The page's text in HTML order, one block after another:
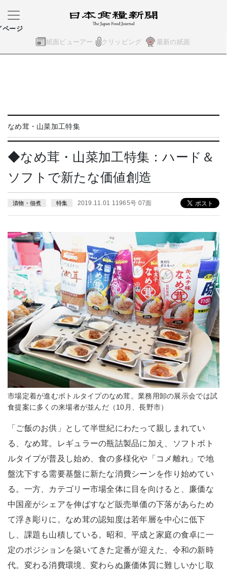
紙面ビューアー クリッピング 最新の紙面
ページ
なめ茸・山菜加工特集
◆なめ茸・山菜加工特集：ハード＆
ソフトで新たな価値創造
漬物・佃煮 特集 2019.11.01 11965号 07面
市場定着が進むボトルタイプのなめ茸。業務用卸の展示会では試
食提案に多くの来場者が並んだ（10月、長野市）
「ご飯のお供」として半世紀にわたって親しまれてい
る、なめ茸。レギュラーの瓶詰製品に加え、ソフトボト
ルタイプが普及し始め、食の多様化や「コメ離れ」で地
盤沈下する需要基盤に新たな消費シーンを作り始めてい
る。一方、カテゴリー市場全体に目を向けると、廉価な
中国産がシェアを伸ばすなど販売単価の下落があらため
て浮き彫りに。なめ茸の認知度は若年層を中心に低下
し、課題も山積している。昭和、平成と家庭の食卓に一
定のポジションを築いてきた定番が迎えた、令和の新時
代。変わる消費環境、変わらぬ廉価体質に難しいかじ取